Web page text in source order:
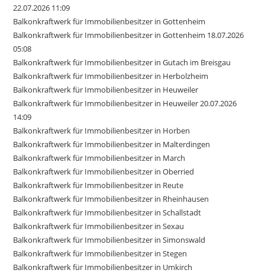
22.07.2026 11:09
Balkonkraftwerk für Immobilienbesitzer in Gottenheim
Balkonkraftwerk für Immobilienbesitzer in Gottenheim 18.07.2026
05:08
Balkonkraftwerk für Immobilienbesitzer in Gutach im Breisgau
Balkonkraftwerk für Immobilienbesitzer in Herbolzheim
Balkonkraftwerk für Immobilienbesitzer in Heuweiler
Balkonkraftwerk für Immobilienbesitzer in Heuweiler 20.07.2026
14:09
Balkonkraftwerk für Immobilienbesitzer in Horben
Balkonkraftwerk für Immobilienbesitzer in Malterdingen
Balkonkraftwerk für Immobilienbesitzer in March
Balkonkraftwerk für Immobilienbesitzer in Oberried
Balkonkraftwerk für Immobilienbesitzer in Reute
Balkonkraftwerk für Immobilienbesitzer in Rheinhausen
Balkonkraftwerk für Immobilienbesitzer in Schallstadt
Balkonkraftwerk für Immobilienbesitzer in Sexau
Balkonkraftwerk für Immobilienbesitzer in Simonswald
Balkonkraftwerk für Immobilienbesitzer in Stegen
Balkonkraftwerk für Immobilienbesitzer in Umkirch